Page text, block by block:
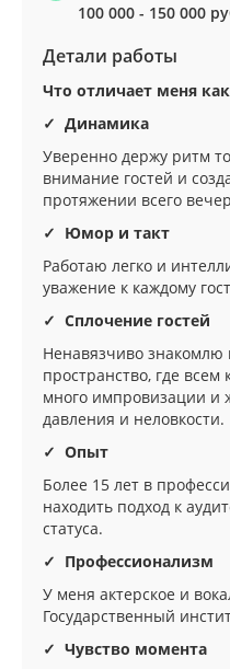
100 000 - 150 000
Детали работы
Что отличает меня
✓ Динамика
Уверенно держу ритм
внимание гостей и
протяжении всего
✓ Юмор и такт
Работаю легко и
уважение к каждому
✓ Сплочение гостей
Ненавязчиво
пространство, где
много импровизации и
давления и неловкости.
✓ Опыт
Более 15 лет в
находить подход к
статуса.
✓ Профессионализм
У меня актерское и
Государственный
✓ Чувство момента